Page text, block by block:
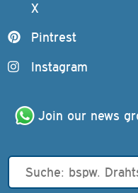
X
Pintrest
Instagram
Join our news